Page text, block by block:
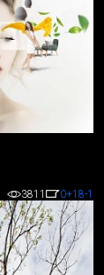
3811 0+18-1